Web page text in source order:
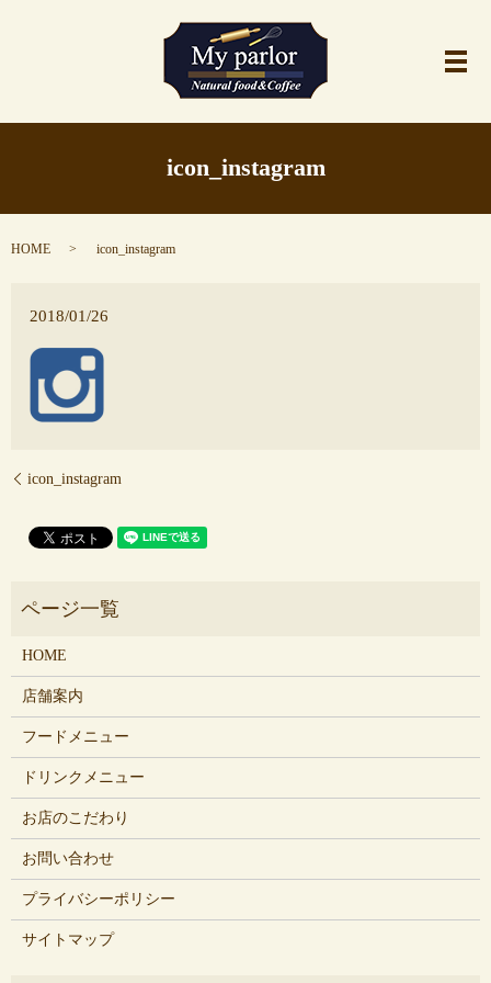
メ
icon_instagram
HOME icon_instagram
2018/01/26
icon_instagram
HOME
店舗案内
フードメニュー
ドリンクメニュー
お店のこだわり
お問い合わせ
プライバシーポリシー
サイトマップ